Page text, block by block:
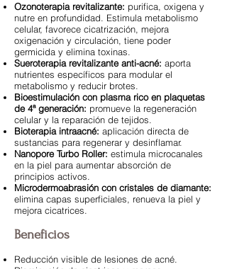
Ozonoterapia revitalizante: purifica, oxigena y
nutre en profundidad. Estimula metabolismo
celular, favorece cicatrización, mejora
oxigenación y circulación, tiene poder
germicida y elimina toxinas.
Sueroterapia revitalizante anti-acné: aporta
nutrientes específicos para modular el
metabolismo y reducir brotes.
Bioestimulación con plasma rico en plaquetas
de 4ª generación: promueve la regeneración
celular y la reparación de tejidos.
Bioterapia intraacné: aplicación directa de
sustancias para regenerar y desinflamar.
Nanopore Turbo Roller: estimula microcanales
en la piel para aumentar absorción de
principios activos.
Microdermoabrasión con cristales de diamante:
elimina capas superficiales, renueva la piel y
mejora cicatrices.
Beneficios
Reducción visible de lesiones de acné.